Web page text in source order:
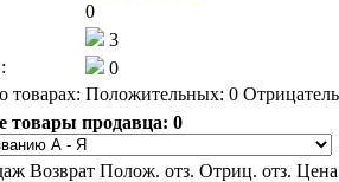
0
3
0
товарах: Положительных: 0
товары продавца: 0
Возврат Полож. отз. Отриц. отз. Цена